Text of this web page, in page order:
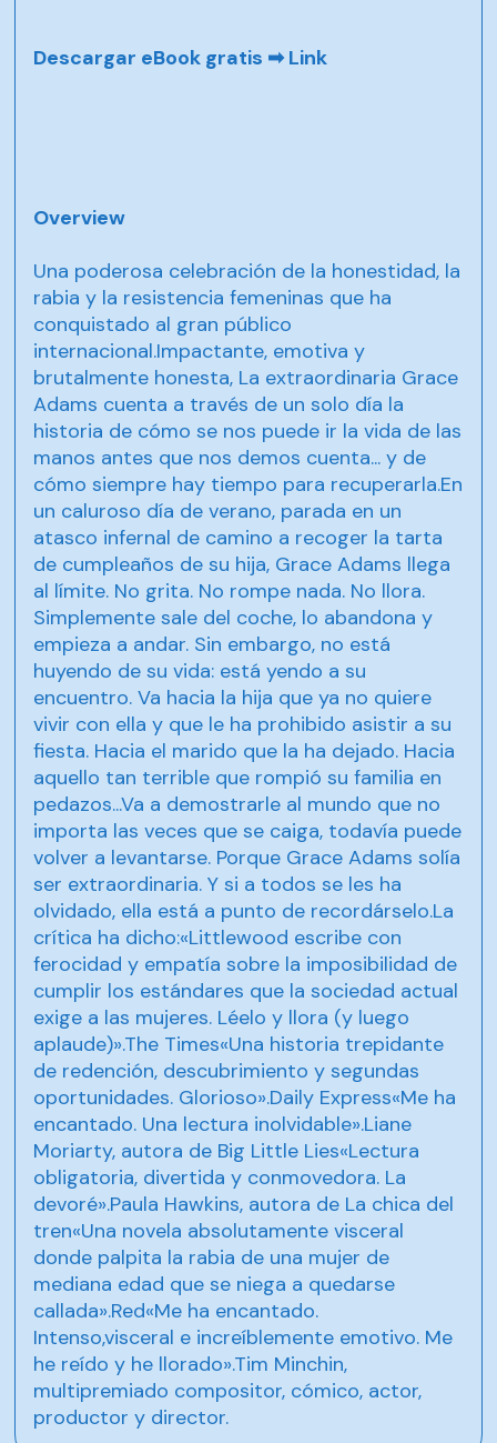
Descargar eBook gratis ➡Link
Overview
Una poderosa celebración de la honestidad, la
rabia y la resistencia femeninas que ha
conquistado al gran público
internacional.Impactante, emotiva y
brutalmente honesta, La extraordinaria Grace
Adams cuenta a través de un solo día la
historia de cómo se nos puede ir la vida de las
manos antes que nos demos cuenta... y de
cómo siempre hay tiempo para recuperarla.En
un caluroso día de verano, parada en un
atasco infernal de camino a recoger la tarta
de cumpleaños de su hija, Grace Adams llega
al límite. No grita. No rompe nada. No llora.
Simplemente sale del coche, lo abandona y
empieza a andar. Sin embargo, no está
huyendo de su vida: está yendo a su
encuentro. Va hacia la hija que ya no quiere
vivir con ella y que le ha prohibido asistir a su
fiesta. Hacia el marido que la ha dejado. Hacia
aquello tan terrible que rompió su familia en
pedazos...Va a demostrarle al mundo que no
importa las veces que se caiga, todavía puede
volver a levantarse. Porque Grace Adams solía
ser extraordinaria. Y si a todos se les ha
olvidado, ella está a punto de recordárselo.La
crítica ha dicho:«Littlewood escribe con
ferocidad y empatía sobre la imposibilidad de
cumplir los estándares que la sociedad actual
exige a las mujeres. Léelo y llora (y luego
aplaude)».The Times«Una historia trepidante
de redención, descubrimiento y segundas
oportunidades. Glorioso».Daily Express«Me ha
encantado. Una lectura inolvidable».Liane
Moriarty, autora de Big Little Lies«Lectura
obligatoria, divertida y conmovedora. La
devoré».Paula Hawkins, autora de La chica del
tren«Una novela absolutamente visceral
donde palpita la rabia de una mujer de
mediana edad que se niega a quedarse
callada».Red«Me ha encantado.
Intenso,visceral e increíblemente emotivo. Me
he reído y he llorado».Tim Minchin,
multipremiado compositor, cómico, actor,
productor y director.